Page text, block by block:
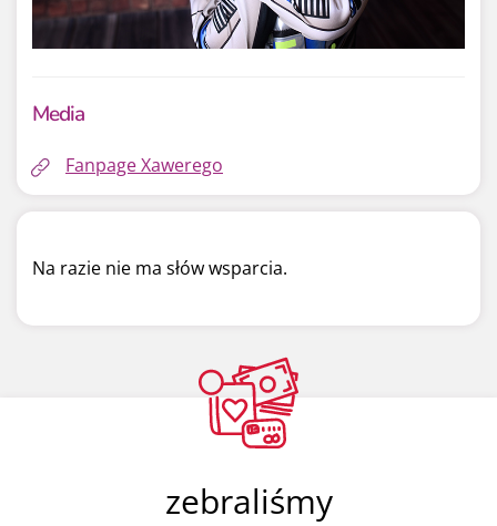
Media
Fanpage Xawerego
Na razie nie ma słów wsparcia.
zebraliśmy